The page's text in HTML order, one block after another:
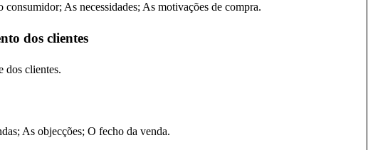
As necessidades; As motivações de compra.
dos clientes
dos clientes.
As objecções; O fecho da venda.